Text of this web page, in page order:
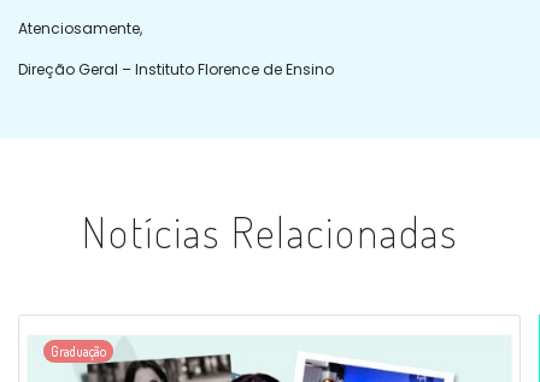
Atenciosamente,
Direção Geral – Instituto Florence de Ensino
Notícias Relacionadas
Graduação